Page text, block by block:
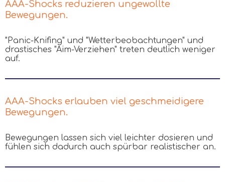
AAA-Shocks reduzieren ungewollte
Bewegungen.
"Panic-Knifing" und "Wetterbeobachtungen" und
drastisches "Aim-Verziehen" treten deutlich weniger
auf.
AAA-Shocks erlauben viel geschmeidigere
Bewegungen.
Bewegungen lassen sich viel leichter dosieren und
fühlen sich dadurch auch spürbar realistischer an.